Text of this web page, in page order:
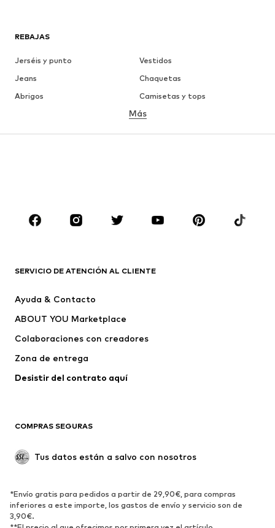
REBAJAS
Jerséis y punto
Vestidos
Jeans
Chaquetas
Abrigos
Camisetas y tops
Ropa interior
Faldas
Blusas y camisas
Zapatos
Deporte
Vestidos
Camisetas y tops
Chaquetas
Jerséis y punto
Ropa interior
Abrigos
Tallas grandes
Reciclado
ZAPATOS
Nuevo
Más
SERVICIO DE ATENCIÓN AL CLIENTE
Ayuda & Contacto
ABOUT YOU Marketplace
Colaboraciones con creadores
Zona de entrega
Desistir del contrato aquí
COMPRAS SEGURAS
Tus datos están a salvo con nosotros
*Envío gratis para pedidos a partir de 29,90€, para compras
inferiores a este importe, los gastos de envío y servicio son de
3,90€.